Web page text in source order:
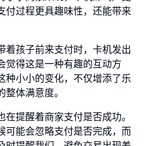
付过程更具趣味性，还能带来
着孩子前来支付时，卡机发出
觉得这是一种有趣的互动方
种小小的变化，不仅增添了乐
体满意度。
提醒着商家支付是否成功。
可能会忽略支付是否完成，而